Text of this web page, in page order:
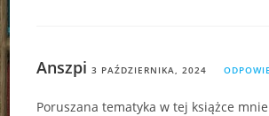
Anszpi 3 PAŹDZIERNIKA, 2024
Poruszana tematyka w tej książce